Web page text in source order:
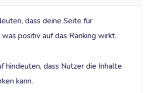
dass deine Seite für
positiv auf das Ranking wirkt.
hindeuten, dass Nutzer die Inhalte
kann.